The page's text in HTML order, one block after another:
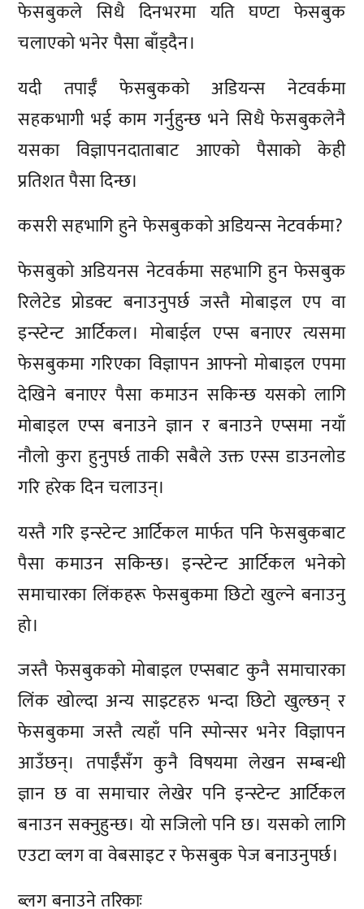
फेसबुकले सिधै दिनभरमा यति घण्टा फेसबुक
चलाएको भनेर पैसा बाँड्दैन।
यदी तपाईँ फेसबुकको अडियन्स नेटवर्कमा
सहकभागी भई काम गर्नुहुन्छ भने सिधै फेसबुकलेनै
यसका विज्ञापनदाताबाट आएको पैसाको केही
प्रतिशत पैसा दिन्छ।
कसरी सहभागि हुने फेसबुकको अडियन्स नेटवर्कमा?
फेसबुको अडियनस नेटवर्कमा सहभागि हुन फेसबुक
रिलेटेड प्रोडक्ट बनाउनुपर्छ जस्तै मोबाइल एप वा
इन्स्टेन्ट आर्टिकल। मोबाईल एप्स बनाएर त्यसमा
फेसबुकमा गरिएका विज्ञापन आफ्नो मोबाइल एपमा
देखिने बनाएर पैसा कमाउन सकिन्छ यसको लागि
मोबाइल एप्स बनाउने ज्ञान र बनाउने एप्समा नयाँ
नौलो कुरा हुनुपर्छ ताकी सबैले उक्त एस्स डाउनलोड
गरि हरेक दिन चलाउन्।
यस्तै गरि इन्स्टेन्ट आर्टिकल मार्फत पनि फेसबुकबाट
पैसा कमाउन सकिन्छ। इन्स्टेन्ट आर्टिकल भनेको
समाचारका लिंकहरू फेसबुकमा छिटो खुल्ने बनाउनु
हो।
जस्तै फेसबुकको मोबाइल एप्सबाट कुनै समाचारका
लिंक खोल्दा अन्य साइटहरु भन्दा छिटो खुल्छन् र
फेसबुकमा जस्तै त्यहाँ पनि स्पोन्सर भनेर विज्ञापन
आउँछन्। तपाईँसँग कुनै विषयमा लेखन सम्बन्धी
ज्ञान छ वा समाचार लेखेर पनि इन्स्टेन्ट आर्टिकल
बनाउन सक्नुहुन्छ। यो सजिलो पनि छ। यसको लागि
एउटा व्लग वा वेबसाइट र फेसबुक पेज बनाउनुपर्छ।
ब्लग बनाउने तरिकाः